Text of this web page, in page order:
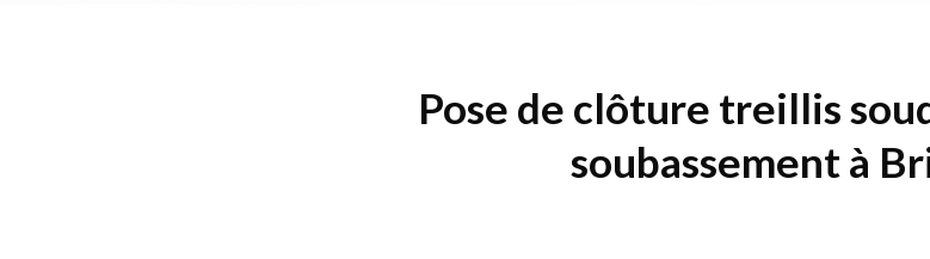
Pose de clôture treillis
soubassement à